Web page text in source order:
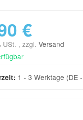
€
USt. , zzgl. Versand
1 - 3 Werktage (DE